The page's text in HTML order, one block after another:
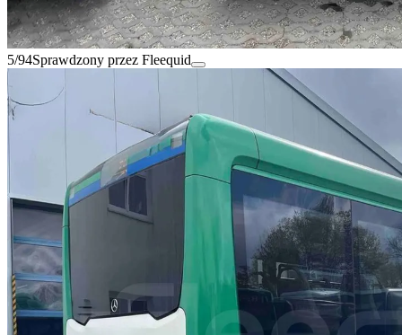
5/94Sprawdzony przez Fleequid